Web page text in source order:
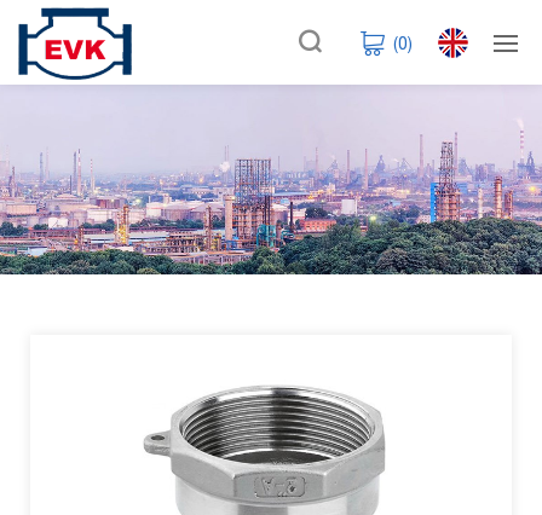
(0)